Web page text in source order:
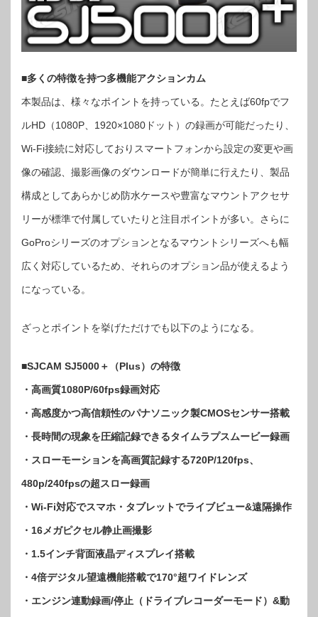
■多くの特徴を持つ多機能アクションカム
本製品は、様々なポイントを持っている。たとえば60fpでフ
ルHD（1080P、1920×1080ドット）の録画が可能だったり、
Wi-Fi接続に対応しておりスマートフォンから設定の変更や画
像の確認、撮影画像のダウンロードが簡単に行えたり、製品
構成としてあらかじめ防水ケースや豊富なマウントアクセサ
リーが標準で付属していたりと注目ポイントが多い。さらに
GoProシリーズのオプションとなるマウントシリーズへも幅
広く対応しているため、それらのオプション品が使えるよう
になっている。
ざっとポイントを挙げただけでも以下のようになる。
■SJCAM SJ5000＋（Plus）の特徴
・高画質1080P/60fps録画対応
・高感度かつ高信頼性のパナソニック製CMOSセンサー搭載
・長時間の現象を圧縮記録できるタイムラプスムービー録画
・スローモーションを高画質記録する720P/120fps、
480p/240fpsの超スロー録画
・Wi-Fi対応でスマホ・タブレットでライブビュー&遠隔操作
・16メガピクセル静止画撮影
・1.5インチ背面液晶ディスプレイ搭載
・4倍デジタル望遠機能搭載で170°超ワイドレンズ
・エンジン連動録画/停止（ドライブレコーダーモード）&動